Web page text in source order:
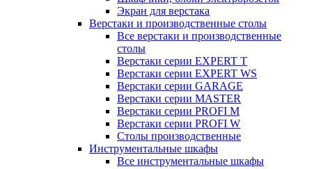
Экран для верстака
Верстаки и производственные столы
Все верстаки и производственные
столы
Верстаки серии EXPERT T
Верстаки серии EXPERT WS
Верстаки серии GARAGE
Верстаки серии MASTER
Верстаки серии PROFI M
Верстаки серии PROFI W
Столы производственные
Инструментальные шкафы
Все инструментальные шкафы